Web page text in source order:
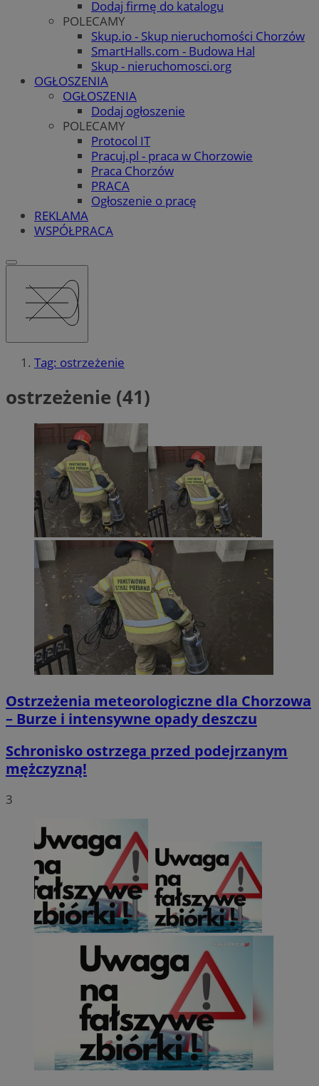
Dodaj firmę do katalogu
POLECAMY
Skup.io - Skup nieruchomości Chorzów
SmartHalls.com - Budowa Hal
Skup - nieruchomosci.org
OGŁOSZENIA
OGŁOSZENIA
Dodaj ogłoszenie
POLECAMY
Protocol IT
Pracuj.pl - praca w Chorzowie
Praca Chorzów
PRACA
Ogłoszenie o pracę
REKLAMA
WSPÓŁPRACA
Tag: ostrzeżenie
ostrzeżenie (41)
Ostrzeżenia meteorologiczne dla Chorzowa
– Burze i intensywne opady deszczu
Schronisko ostrzega przed podejrzanym
mężczyzną!
3